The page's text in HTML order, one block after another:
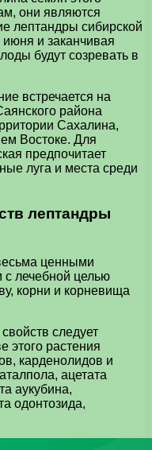
они являются
лептандры сибирской
и заканчивая
будут созревать в
встречается на
района
Сахалина,
Востоке. Для
предпочитает
луга и места среди
лептандры
ценными
с лечебной целью
корни и корневища
следует
этого растения
карденолидов и
ацетата
аукубина,
одонтозида,